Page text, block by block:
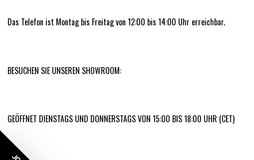
Das Telefon ist Montag bis Freitag von 12:00 bis 14:00 Uhr erreichbar.
BESUCHEN SIE UNSEREN SHOWROOM:
GEÖFFNET DIENSTAGS UND DONNERSTAGS VON 15:00 BIS 18:00 UHR (CET)